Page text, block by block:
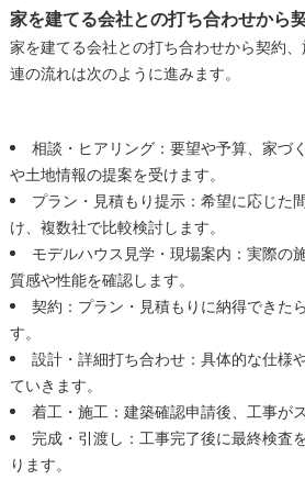
家を建てる会社との打ち合わせから
家を建てる会社との打ち合わせから契約
連の流れは次のように進みます。
相談・ヒアリング：要望や予算、家づ
や土地情報の提案を受けます。
プラン・見積もり提示：希望に応じた
け、複数社で比較検討します。
モデルハウス見学・現場案内：実際の
質感や性能を確認します。
契約：プラン・見積もりに納得できた
す。
設計・詳細打ち合わせ：具体的な仕様
ていきます。
着工・施工：建築確認申請後、工事が
完成・引渡し：工事完了後に最終検査
ります。